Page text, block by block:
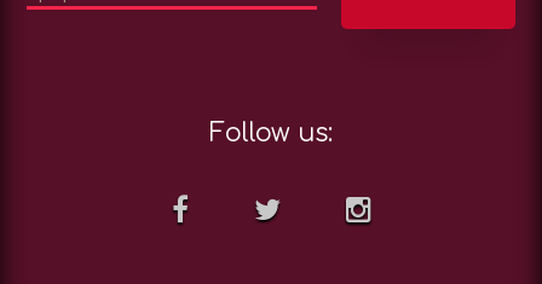
Follow us: